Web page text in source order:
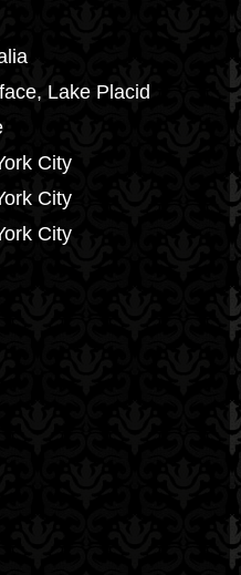
Lake Placid
City
City
City